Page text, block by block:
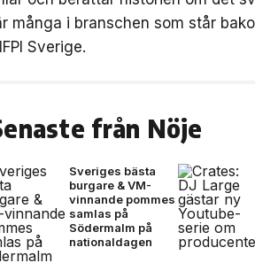
många i branschen som står
Sverige.
från Nöje
Sveriges bästa
burgare & VM-
vinnande pommes
samlas på
Södermalm på
nationaldagen